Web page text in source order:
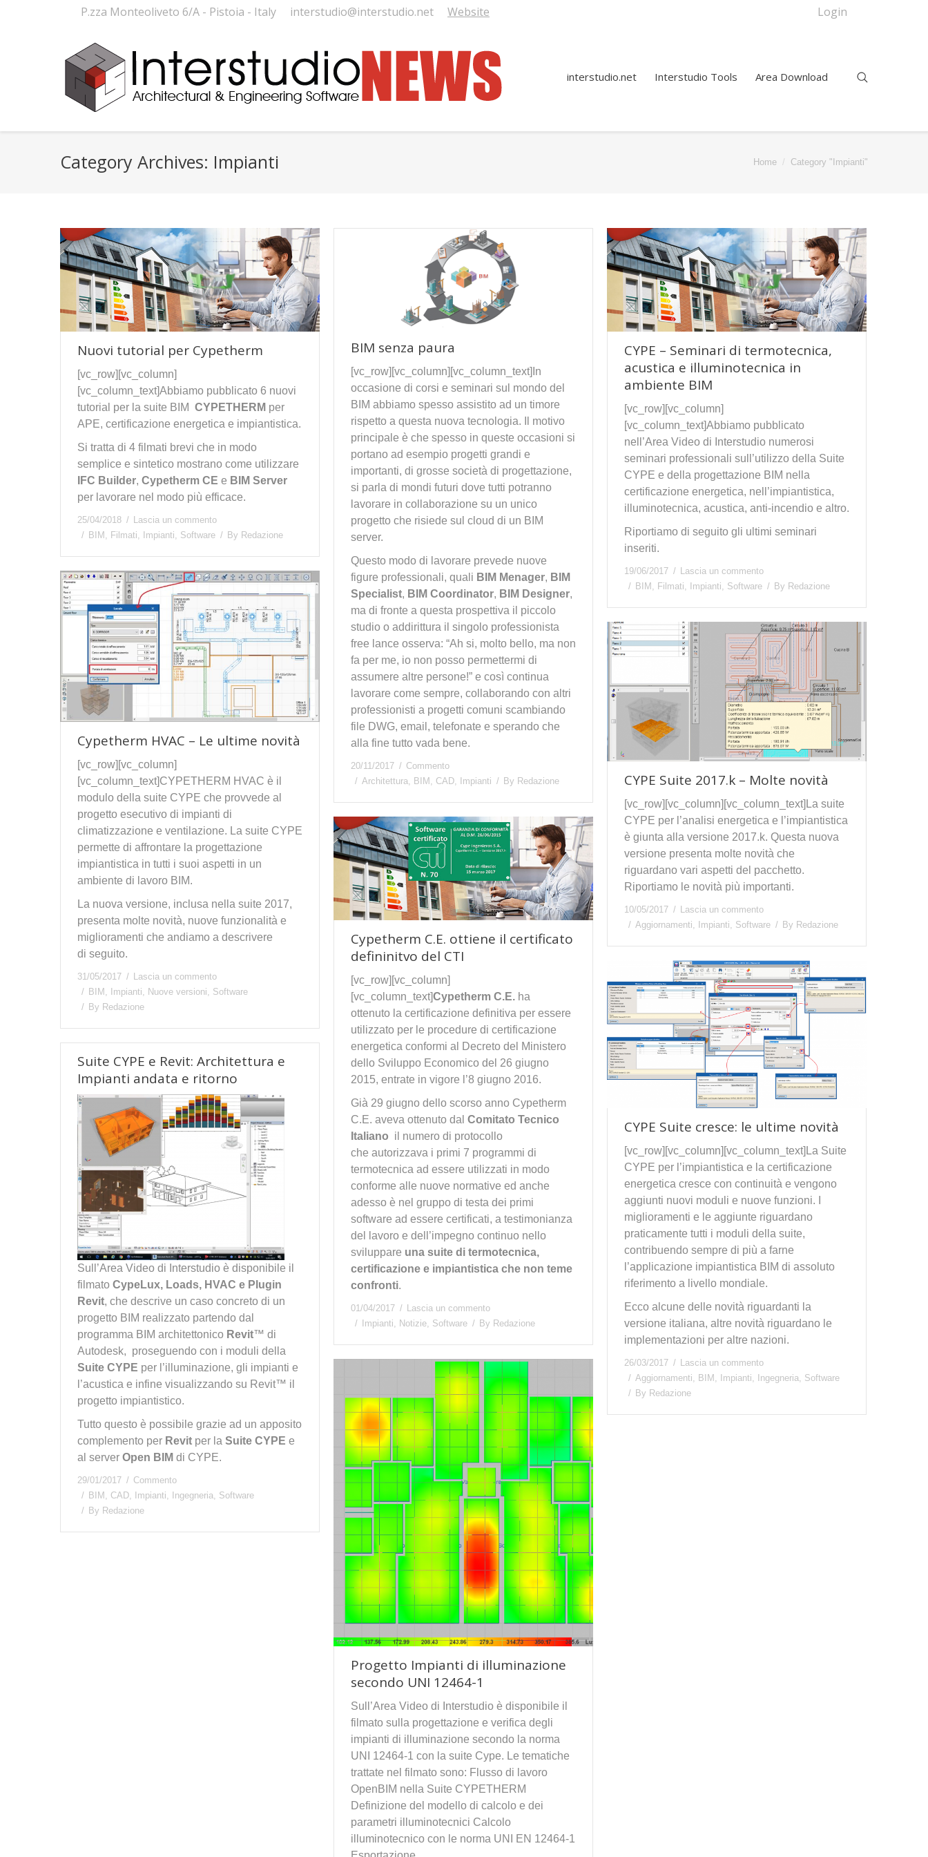
P.zza Monteoliveto 6/A - Pistoia - Italy interstudio@interstudio.net Website Login
interstudio.net Interstudio Tools Area Download
Category Archives: Impianti Home Category "Impianti"
Nuovi tutorial per Cypetherm
[vc_row][vc_column]
[vc_column_text]Abbiamo pubblicato 6 nuovi
tutorial per la suite BIM CYPETHERM per
APE, certificazione energetica e impiantistica.
Si tratta di 4 filmati brevi che in modo
semplice e sintetico mostrano come utilizzare
IFC Builder, Cypetherm CE e BIM Server
per lavorare nel modo più efficace.
25/04/2018
Lascia un commento
BIM , Filmati, Impianti, Software By Redazione
BIM senza paura
[vc_row][vc_column][vc_column_text]In
occasione di corsi e seminari sul mondo del
BIM abbiamo spesso assistito ad un timore
rispetto a questa nuova tecnologia. Il motivo
principale è che spesso in queste occasioni si
portano ad esempio progetti grandi e
importanti, di grosse società di progettazione,
si parla di mondi futuri dove tutti potranno
lavorare in collaborazione su un unico
progetto che risiede sul cloud di un BIM
server.
Questo modo di lavorare prevede nuove
figure professionali, quali BIM Menager, BIM
Specialist, BIM Coordinator, BIM Designer,
ma di fronte a questa prospettiva il piccolo
studio o addirittura il singolo professionista
free lance osserva: “Ah si, molto bello, ma non
fa per me, io non posso permettermi di
assumere altre persone!” e così continua
lavorare come sempre, collaborando con altri
professionisti a progetti comuni scambiando
file DWG, email, telefonate e sperando che
alla fine tutto vada bene.
20/11/2017
Commento
Architettura, BIM , CAD, Impianti By Redazione
CYPE – Seminari di termotecnica,
acustica e illuminotecnica in
ambiente BIM
[vc_row][vc_column]
[vc_column_text]Abbiamo pubblicato
nell’Area Video di Interstudio numerosi
seminari professionali sull’utilizzo della Suite
CYPE e della progettazione BIM nella
certificazione energetica, nell’impiantistica,
illuminotecnica, acustica, anti-incendio e altro.
Riportiamo di seguito gli ultimi seminari
inseriti.
19/06/2017
Lascia un commento
BIM , Filmati, Impianti, Software By Redazione
Cypetherm HVAC – Le ultime novità
[vc_row][vc_column]
[vc_column_text]CYPETHERM HVAC è il
modulo della suite CYPE che provvede al
progetto esecutivo di impianti di
climatizzazione e ventilazione. La suite CYPE
permette di affrontare la progettazione
impiantistica in tutti i suoi aspetti in un
ambiente di lavoro BIM.
La nuova versione, inclusa nella suite 2017,
presenta molte novità, nuove funzionalità e
miglioramenti che andiamo a descrivere
di seguito.
31/05/2017
Lascia un commento
BIM
Impianti Nuove versioni
Software
By Redazione
CYPE Suite 2017.k – Molte novità
[vc_row][vc_column][vc_column_text]La suite
CYPE per l’analisi energetica e l’impiantistica
è giunta alla versione 2017.k. Questa nuova
versione presenta molte novità che
riguardano vari aspetti del pacchetto.
Riportiamo le novità più importanti.
10/05/2017
Lascia un commento
Aggiornamenti, Impianti, Software By Redazione
Cypetherm C.E. ottiene il certificato
defininitvo del CTI
[vc_row][vc_column]
[vc_column_text]Cypetherm C.E. ha
ottenuto la certificazione definitiva per essere
utilizzato per le procedure di certificazione
energetica conformi al Decreto del Ministero
dello Sviluppo Economico del 26 giugno
2015, entrate in vigore l’8 giugno 2016.
Già 29 giugno dello scorso anno Cypetherm
C.E. aveva ottenuto dal Comitato Tecnico
Italiano il numero di protocollo
che autorizzava i primi 7 programmi di
termotecnica ad essere utilizzati in modo
conforme alle nuove normative ed anche
adesso è nel gruppo di testa dei primi
software ad essere certificati, a testimonianza
del lavoro e dell’impegno continuo nello
sviluppare una suite di termotecnica,
certificazione e impiantistica che non teme
confronti.
01/04/2017
Lascia un commento
Impianti, Notizie, Software By Redazione
CYPE Suite cresce: le ultime novità
[vc_row][vc_column][vc_column_text]La Suite
CYPE per l’impiantistica e la certificazione
energetica cresce con continuità e vengono
aggiunti nuovi moduli e nuove funzioni. I
miglioramenti e le aggiunte riguardano
praticamente tutti i moduli della suite,
contribuendo sempre di più a farne
l’applicazione impiantistica BIM di assoluto
riferimento a livello mondiale.
Ecco alcune delle novità riguardanti la
versione italiana, altre novità riguardano le
implementazioni per altre nazioni.
26/03/2017
Lascia un commento
Aggiornamenti
BIM Impianti Ingegneria
Software
By Redazione
Suite CYPE e Revit: Architettura e
Impianti andata e ritorno
Sull’Area Video di Interstudio è disponibile il
filmato CypeLux, Loads, HVAC e Plugin
Revit, che descrive un caso concreto di un
progetto BIM realizzato partendo dal
programma BIM architettonico Revit™ di
Autodesk, proseguendo con i moduli della
Suite CYPE per l’illuminazione, gli impianti e
l’acustica e infine visualizzando su Revit™ il
progetto impiantistico.
Tutto questo è possibile grazie ad un apposito
complemento per Revit per la Suite CYPE e
al server Open BIM di CYPE.
29/01/2017
Commento
BIM , CAD, Impianti, Ingegneria, Software
By Redazione
Progetto Impianti di illuminazione
secondo UNI 12464-1
Sull’Area Video di Interstudio è disponibile il
filmato sulla progettazione e verifica degli
impianti di illuminazione secondo la norma
UNI 12464-1 con la suite Cype. Le tematiche
trattate nel filmato sono: Flusso di lavoro
OpenBIM nella Suite CYPETHERM
Definizione del modello di calcolo e dei
parametri illuminotecnici Calcolo
illuminotecnico con le norma UNI EN 12464-1